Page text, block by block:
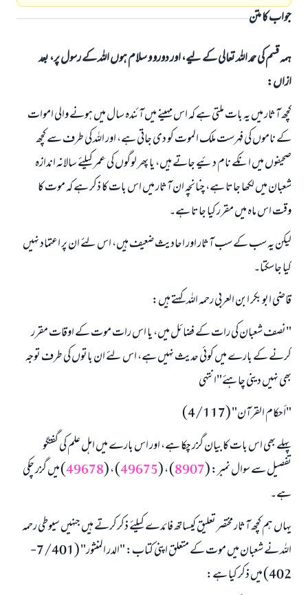
جواب کا متن
ہمہ قسم کی حمد اللہ تعالی کے لیے، اور دورو و سلام ہوں اللہ کے رسول پر، بعد
ازاں:
کچھ آثار میں یہ بات ملتی ہے کہ اس مہینے میں آئندہ سال میں ہونے والی اموات
کے ناموں کی فہرست ملک الموت کو دی جاتی ہے، اور اللہ کی طرف سے کچھ
صحیفوں میں انکے نام دئیے جاتے ہیں، یا پھر لوگوں کی عمر کیلئے سالانہ اندازہ
شعبان میں لکھا جاتا ہے، چنانچہ ان آثار میں اس بات کا ذکر ہے کہ موت کا
وقت اس ماہ میں مقرر کیا جاتا ہے۔
لیکن یہ سب کے سب آثار اور احادیث ضعیف ہیں، اس لئے ان پر اعتماد نہیں
کیا جاسکتا۔
قاضی ابو بکر ابن العربی رحمہ اللہ کہتے ہیں:
"نصف شعبان کی رات کے فضائل میں، یا اس رات موت کے اوقات مقرر
کرنے کے بارے میں کوئی حدیث نہیں ہے، اس لئے ان باتوں کی طرف توجہ
بھی نہیں دینی چاہئے"انتہی
"أحكام القرآن" (4/117)
پہلے بھی اس بات کا بیان گزر چکا ہے، اور اس بارے میں اہل علم کی گفتگو
تفصیل سے سوال نمبر: (8907) ، (49675) ، (49678) میں گزر چکی
ہے۔
یہاں ہم کچھ آثار مختصر تعلیق کیساتھ فائدے کیلئے ذکرکرتے ہیں جنہیں سیوطی رحمہ
اللہ نے شعبان میں موت کے متعلق اپنی کتاب: "الدر المنثور" (7/401-
402) میں ذکر کیا ہے: